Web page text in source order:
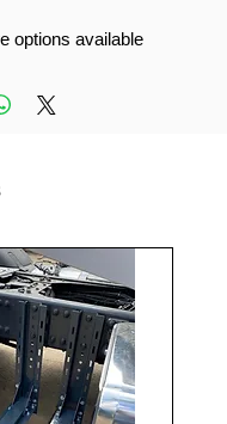
options available